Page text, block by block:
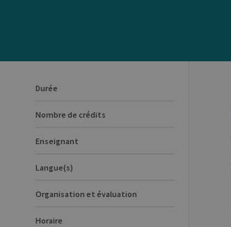
Durée
Nombre de crédits
Enseignant
Langue(s)
Organisation et évaluation
Horaire